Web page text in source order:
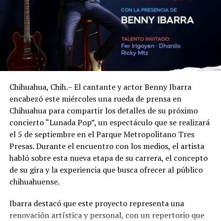
Chihuahua, Chih.– El cantante y actor Benny Ibarra
encabezó este miércoles una rueda de prensa en
Chihuahua para compartir los detalles de su próximo
concierto “Lunada Pop”, un espectáculo que se realizará
el 5 de septiembre en el Parque Metropolitano Tres
Presas. Durante el encuentro con los medios, el artista
habló sobre esta nueva etapa de su carrera, el concepto
de su gira y la experiencia que busca ofrecer al público
chihuahuense.
Ibarra destacó que este proyecto representa una
renovación artística y personal, con un repertorio que